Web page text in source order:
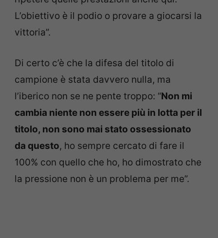
L’obiettivo è il podio o provare a giocarsi la
vittoria”.
Di certo c’è che la difesa del titolo di
campione è stata davvero nulla, ma
l’iberico non se ne pente troppo: “Non mi
cambia niente non essere più in lotta per il
titolo, non sono mai stato ossessionato
da questo, ho sempre cercato di fare il
100% con quello che ho, ho dimostrato che
la pressione non è un problema per me”.